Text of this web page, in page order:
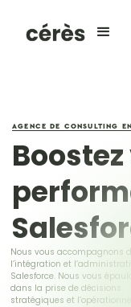
AGENCE DE CONSULTING
Nous vous accompagnons
l’intégration et
Salesforce. Nous vous
dans la prise de décisions
stratégiques et l’opérationnel.